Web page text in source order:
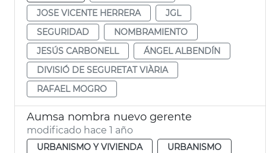
JOSE VICENTE HERRERA
JGL
SEGURIDAD
NOMBRAMIENTO
JESÚS CARBONELL
ÁNGEL ALBENDÍN
DIVISIÓ DE SEGURETAT VIÀRIA
RAFAEL MOGRO
Aumsa nombra nuevo gerente
modificado hace 1 año
URBANISMO Y VIVIENDA
URBANISMO